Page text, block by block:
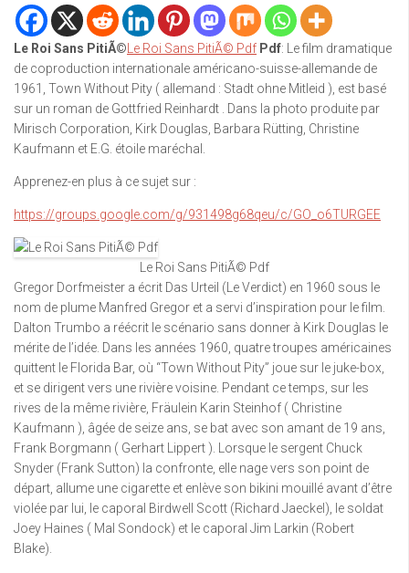
Le Roi Sans PitiÃ© Le Roi Sans PitiÃ© Pdf Pdf: Le film dramatique
de coproduction internationale américano-suisse-allemande de
1961, Town Without Pity ( allemand : Stadt ohne Mitleid ), est basé
sur un roman de Gottfried Reinhardt . Dans la photo produite par
Mirisch Corporation, Kirk Douglas, Barbara Rütting, Christine
Kaufmann et E.G. étoile maréchal.
Apprenez-en plus à ce sujet sur :
https://groups.google.com/g/931498g68qeu/c/GO_o6TURGEE
Le Roi Sans PitiÃ© Pdf
Gregor Dorfmeister a écrit Das Urteil (Le Verdict) en 1960 sous le
nom de plume Manfred Gregor et a servi d’inspiration pour le film.
Dalton Trumbo a réécrit le scénario sans donner à Kirk Douglas le
mérite de l’idée. Dans les années 1960, quatre troupes américaines
quittent le Florida Bar, où “Town Without Pity” joue sur le juke-box,
et se dirigent vers une rivière voisine. Pendant ce temps, sur les
rives de la même rivière, Fräulein Karin Steinhof ( Christine
Kaufmann ), âgée de seize ans, se bat avec son amant de 19 ans,
Frank Borgmann ( Gerhart Lippert ). Lorsque le sergent Chuck
Snyder (Frank Sutton) la confronte, elle nage vers son point de
départ, allume une cigarette et enlève son bikini mouillé avant d’être
violée par lui, le caporal Birdwell Scott (Richard Jaeckel), le soldat
Joey Haines ( Mal Sondock) et le caporal Jim Larkin (Robert
Blake).